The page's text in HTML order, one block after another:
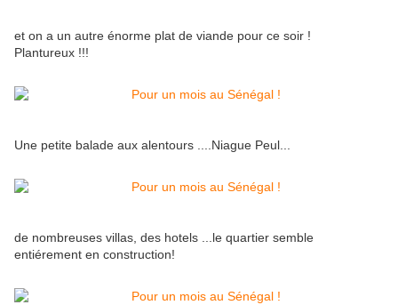
et on a un autre énorme plat de viande pour ce soir !
Plantureux !!!
Une petite balade aux alentours ....Niague Peul...
de nombreuses villas, des hotels ...le quartier semble
entiérement en construction!